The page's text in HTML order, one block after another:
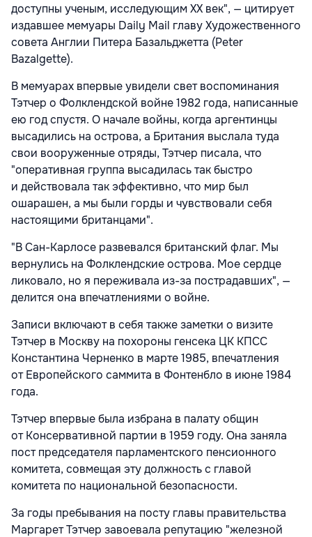
доступны ученым, исследующим XX век", — цитирует
издавшее мемуары Daily Mail главу Художественного
совета Англии Питера Базальджетта (Peter
Bazalgette).
В мемуарах впервые увидели свет воспоминания
Тэтчер о Фолклендской войне 1982 года, написанные
ею год спустя. О начале войны, когда аргентинцы
высадились на острова, а Британия выслала туда
свои вооруженные отряды, Тэтчер писала, что
"оперативная группа высадилась так быстро
и действовала так эффективно, что мир был
ошарашен, а мы были горды и чувствовали себя
настоящими британцами".
"В Сан-Карлосе развевался британский флаг. Мы
вернулись на Фолклендские острова. Мое сердце
ликовало, но я переживала из-за пострадавших", —
делится она впечатлениями о войне.
Записи включают в себя также заметки о визите
Тэтчер в Москву на похороны генсека ЦК КПСС
Константина Черненко в марте 1985, впечатления
от Европейского саммита в Фонтенбло в июне 1984
года.
Тэтчер впервые была избрана в палату общин
от Консервативной партии в 1959 году. Она заняла
пост председателя парламентского пенсионного
комитета, совмещая эту должность с главой
комитета по национальной безопасности.
За годы пребывания на посту главы правительства
Маргарет Тэтчер завоевала репутацию "железной